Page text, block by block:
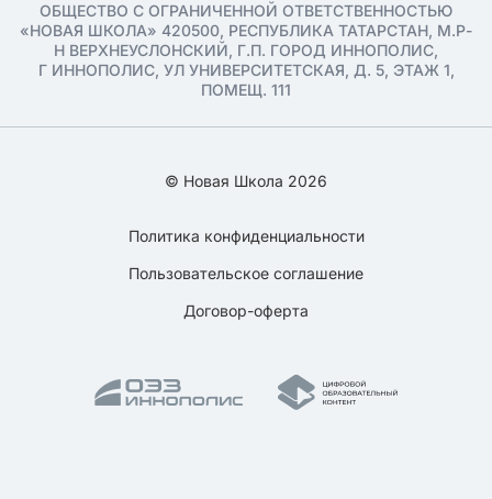
ОБЩЕСТВО С ОГРАНИЧЕННОЙ ОТВЕТСТВЕННОСТЬЮ
«НОВАЯ ШКОЛА» 420500, РЕСПУБЛИКА ТАТАРСТАН, М.Р-
Н ВЕРХНЕУСЛОНСКИЙ, Г.П. ГОРОД ИННОПОЛИС,
Г ИННОПОЛИС, УЛ УНИВЕРСИТЕТСКАЯ, Д. 5, ЭТАЖ 1,
ПОМЕЩ. 111
© Новая Школа 2026
Политика конфиденциальности
Пользовательское соглашение
Договор-оферта